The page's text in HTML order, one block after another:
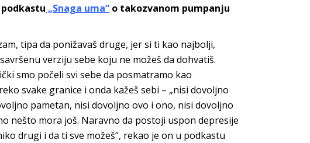
„Snaga uma“ o takozvanom pumpanju
tipa da ponižavaš druge, jer si ti kao najbolji,
verziju sebe koju ne možeš da dohvatiš.
smo počeli svi sebe da posmatramo kao
svake granice i onda kažeš sebi – „nisi dovoljno
pametan, nisi dovoljno ovo i ono, nisi dovoljno
nešto mora još. Naravno da postoji uspon depresije
drugi i da ti sve možeš“, rekao je on u podkastu